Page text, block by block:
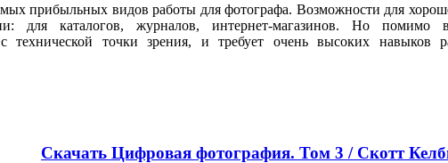
прибыльных видов работы для фотографа. Возможности для
для каталогов, журналов, интернет-магазинов. Но
точки зрения, и требует очень высоких навыков
Скачать Цифровая фотография. Том 3 / Скотт